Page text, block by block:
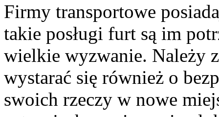
Firmy transportowe
takie posługi furt są im
wielkie wyzwanie. Należy
wystarać się również o
swoich rzeczy w nowe